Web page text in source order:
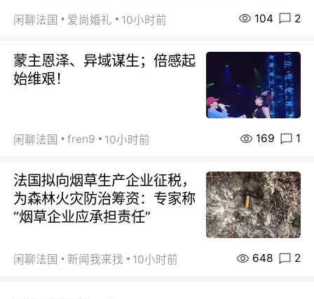
闲聊法国 爱尚婚礼 10小时前 104 2
蒙主恩泽、异域谋生；倍感起
始维艰！
闲聊法国 fren9 10小时前 169 1
法国拟向烟草生产企业征税，
为森林火灾防治筹资：专家称
“烟草企业应承担责任”
闲聊法国 新闻我来找 10小时前 648 2